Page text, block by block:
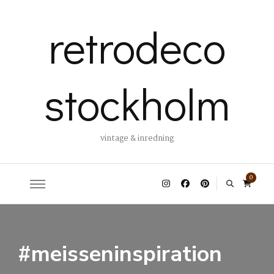
retrodeco
stockholm
vintage & inredning
0
#meisseninspiration